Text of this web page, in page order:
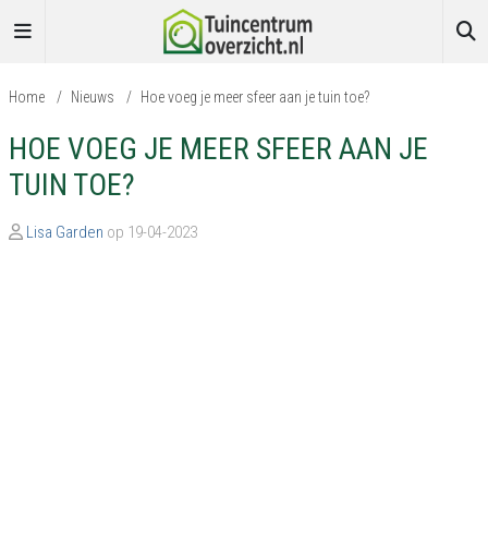
Home / Nieuws / Hoe voeg je meer sfeer aan je tuin toe?
HOE VOEG JE MEER SFEER AAN JE
TUIN TOE?
Lisa Garden op 19-04-2023